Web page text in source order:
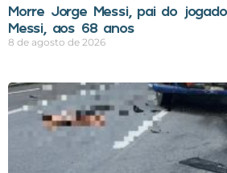
Morre Jorge Messi, pai do
Messi, aos 68 anos
8 de agosto de 2026